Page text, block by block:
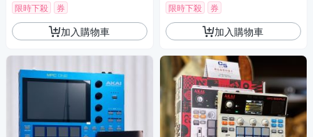
限時下殺
券
加入購物車
限時下殺 券
加入購物車